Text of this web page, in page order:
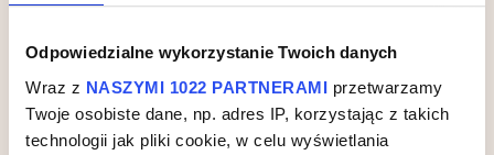
Odpowiedzialne wykorzystanie Twoich danych
Wraz z NASZYMI 1022 PARTNERAMI przetwarzamy
Twoje osobiste dane, np. adres IP, korzystając z takich
technologii jak pliki cookie, w celu wyświetlania